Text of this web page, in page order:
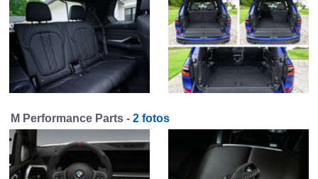
M Performance Parts - 2 fotos